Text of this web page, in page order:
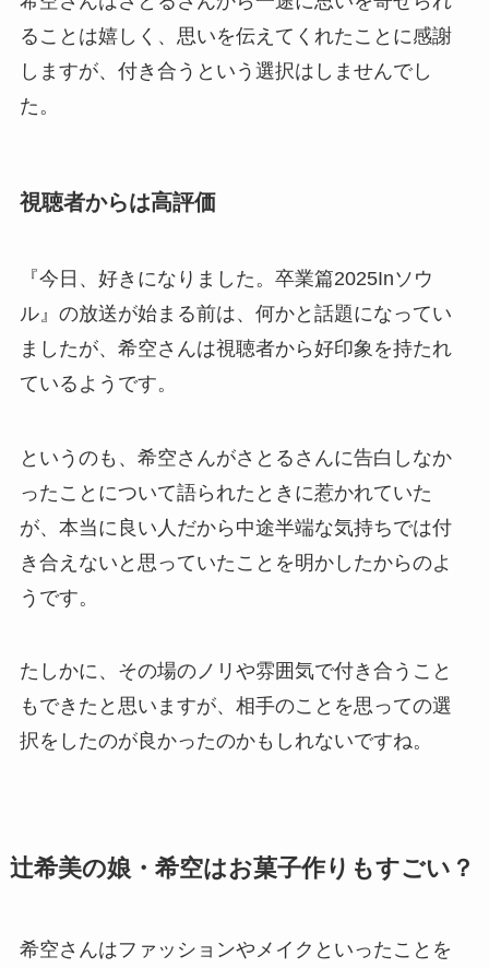
ることは嬉しく、思いを伝えてくれたことに感謝
しますが、付き合うという選択はしませんでし
た。
視聴者からは高評価
『今日、好きになりました。卒業篇2025Inソウ
ル』の放送が始まる前は、何かと話題になってい
ましたが、希空さんは視聴者から好印象を持たれ
ているようです。
というのも、希空さんがさとるさんに告白しなか
ったことについて語られたときに惹かれていた
が、本当に良い人だから中途半端な気持ちでは付
き合えないと思っていたことを明かしたからのよ
うです。
たしかに、その場のノリや雰囲気で付き合うこと
もできたと思いますが、相手のことを思っての選
択をしたのが良かったのかもしれないですね。
辻希美の娘・希空はお菓子作りもすごい？
希空さんはファッションやメイクといったことを